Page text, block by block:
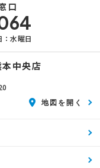
口
：水曜日
中央店
地図を開く